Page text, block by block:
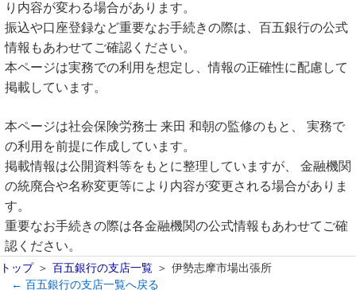
り内容が変わる場合があります。
振込や口座登録など重要なお手続きの際は、百五銀行の公式
情報もあわせてご確認ください。
本ページは実務での利用を想定し、情報の正確性に配慮して
掲載しています。
本ページは社会保険労務士 来田 和朝の監修のもと、 実務で
の利用を前提に作成しています。
掲載情報は公開資料等をもとに整理していますが、 金融機関
の統廃合や名称変更等により内容が変更される場合がありま
す。
重要なお手続きの際は各金融機関の公式情報もあわせてご確
認ください。
トップ 百五銀行の支店一覧
伊勢志摩市場出張所
← 百五銀行の支店一覧へ戻る